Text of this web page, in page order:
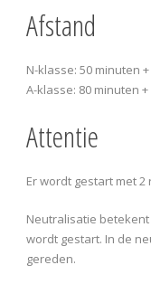
Afstand
N-klasse: 50 minuten
A-klasse: 80 minuten
Attentie
Er wordt gestart met
Neutralisatie
wordt gestart. In de
gereden.